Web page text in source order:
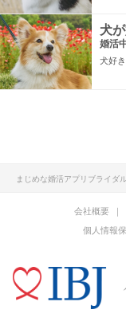
犬
婚活
犬好
まじめな婚活アプリブライダ
会社概要
個人情報